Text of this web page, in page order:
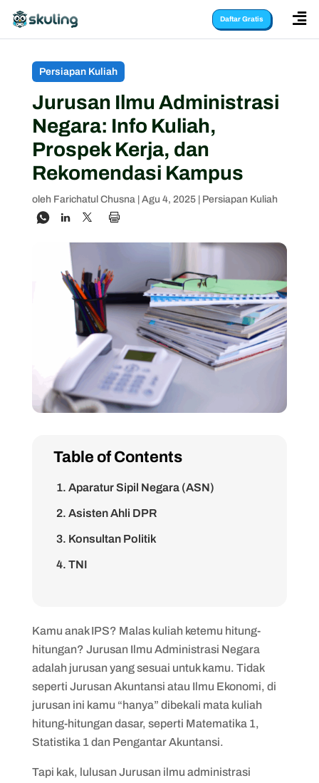
Daftar Gratis 
Persiapan Kuliah
Jurusan Ilmu Administrasi
Negara: Info Kuliah,
Prospek Kerja, dan
Rekomendasi Kampus
oleh Farichatul Chusna| Agu 4, 2025| Persiapan Kuliah
Table of Contents
1. Aparatur Sipil Negara (ASN)
2. Asisten Ahli DPR
3. Konsultan Politik
4. TNI
Kamu anak IPS? Malas kuliah ketemu hitung-
hitungan? Jurusan Ilmu Administrasi Negara
adalah jurusan yang sesuai untuk kamu. Tidak
seperti Jurusan Akuntansi atau Ilmu Ekonomi, di
jurusan ini kamu “hanya” dibekali mata kuliah
hitung-hitungan dasar, seperti Matematika 1,
Statistika 1 dan Pengantar Akuntansi.
Tapi kak, lulusan Jurusan ilmu administrasi